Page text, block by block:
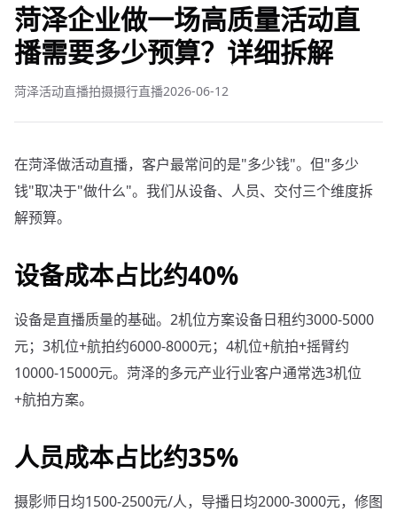
菏泽企业做一场高质量活动直
播需要多少预算？详细拆解
菏泽活动直播拍摄摄行直播2026-06-12
在菏泽做活动直播，客户最常问的是"多少钱"。但"多少
钱"取决于"做什么"。我们从设备、人员、交付三个维度拆
解预算。
设备成本占比约40%
设备是直播质量的基础。2机位方案设备日租约3000-5000
元；3机位+航拍约6000-8000元；4机位+航拍+摇臂约
10000-15000元。菏泽的多元产业行业客户通常选3机位
+航拍方案。
人员成本占比约35%
摄影师日均1500-2500元/人，导播日均2000-3000元，修图